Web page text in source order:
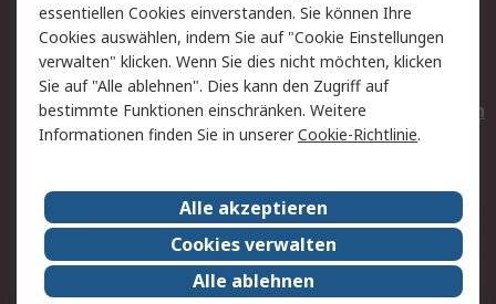
AGB
Datenschutz
Cookie-Richtlinie
Zahlungsbedingungen
Copyright/Impressum
Entsorgung
Elektrogeräte/Batterien
RS weltweit
Karriere bei RS
Nachhaltigkeit
Qualität/Umwelt/ZertifikatePresse-Center
essentiellen Cookies einverstanden. Sie können Ihre
Cookies auswählen, indem Sie auf "Cookie Einstellungen
verwalten" klicken. Wenn Sie dies nicht möchten, klicken
Sie auf "Alle ablehnen". Dies kann den Zugriff auf
bestimmte Funktionen einschränken. Weitere
Informationen finden Sie in unsererCookie-Richtlinie.
Alle akzeptieren
Cookies verwalten
Alle ablehnen